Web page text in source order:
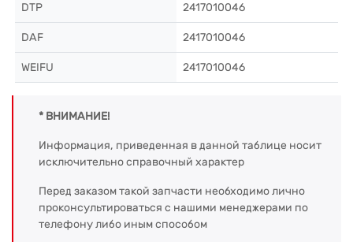
DTP 2417010046
DAF 2417010046
WEIFU 2417010046
* ВНИМАНИЕ!
Информация, приведенная в данной таблице носит
исключительно справочный характер
Перед заказом такой запчасти необходимо лично
проконсультироваться с нашими менеджерами по
телефону либо иным способом